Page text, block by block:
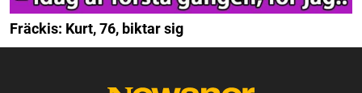
Fräckis: Kurt, 76, biktar sig